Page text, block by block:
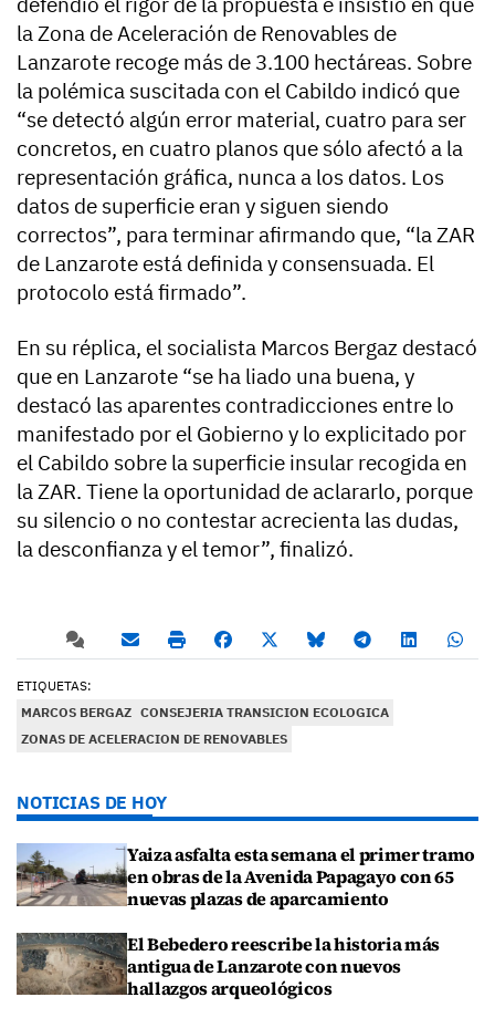
la Zona de Aceleración de Renovables de
Lanzarote recoge más de 3.100 hectáreas. Sobre
la polémica suscitada con el Cabildo indicó que
“se detectó algún error material, cuatro para ser
concretos, en cuatro planos que sólo afectó a la
representación gráfica, nunca a los datos. Los
datos de superficie eran y siguen siendo
correctos”, para terminar afirmando que, “la ZAR
de Lanzarote está definida y consensuada. El
protocolo está firmado”.
En su réplica, el socialista Marcos Bergaz destacó
que en Lanzarote “se ha liado una buena, y
destacó las aparentes contradicciones entre lo
manifestado por el Gobierno y lo explicitado por
el Cabildo sobre la superficie insular recogida en
la ZAR. Tiene la oportunidad de aclararlo, porque
su silencio o no contestar acrecienta las dudas,
la desconfianza y el temor”, finalizó.
ETIQUETAS:
MARCOS BERGAZ CONSEJERIA TRANSICION ECOLOGICA
ZONAS DE ACELERACION DE RENOVABLES
NOTICIAS DE HOY
Yaiza asfalta esta semana el primer tramo
en obras de la Avenida Papagayo con 65
nuevas plazas de aparcamiento
El Bebedero reescribe la historia más
antigua de Lanzarote con nuevos
hallazgos arqueológicos